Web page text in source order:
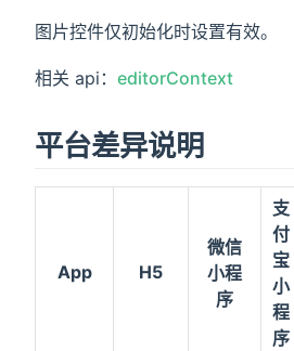
图片控件仅初始化时设置有效。
相关 api： editorContext
平台差异说明
App H5
微信
小程
序
支
付
宝
小
程
序